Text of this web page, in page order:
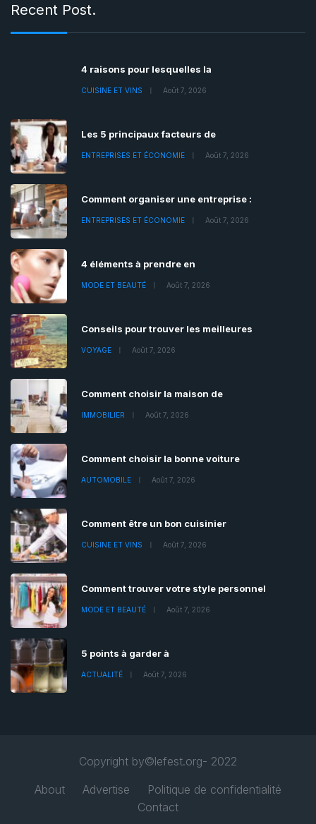
Recent Post.
4 raisons pour lesquelles la
CUISINE ET VINS Août 7, 2026
Les 5 principaux facteurs de
ENTREPRISES ET ÉCONOMIE Août 7, 2026
Comment organiser une entreprise :
ENTREPRISES ET ÉCONOMIE Août 7, 2026
4 éléments à prendre en
MODE ET BEAUTÉ Août 7, 2026
Conseils pour trouver les meilleures
VOYAGE Août 7, 2026
Comment choisir la maison de
IMMOBILIER Août 7, 2026
Comment choisir la bonne voiture
AUTOMOBILE Août 7, 2026
Comment être un bon cuisinier
CUISINE ET VINS Août 7, 2026
Comment trouver votre style personnel
MODE ET BEAUTÉ Août 7, 2026
5 points à garder à
ACTUALITÉ Août 7, 2026
Copyright by©lefest.org- 2022
About
Advertise
Politique de confidentialité
Contact